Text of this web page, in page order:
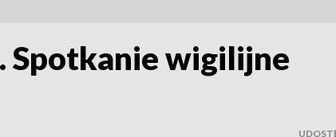
Spotkanie wigilijne